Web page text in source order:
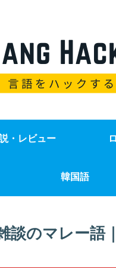
・レビュー
韓国語
談のマレー語